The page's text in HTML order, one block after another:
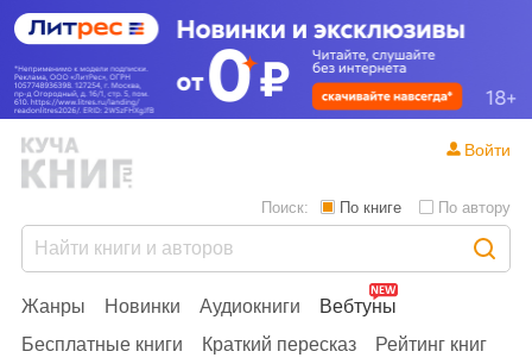
Жанры Новинки Аудиокниги
Вебтуны
Бесплатные книги
Краткий пересказ
Рейтинг книг
Поиск: По книге По автору
Войти